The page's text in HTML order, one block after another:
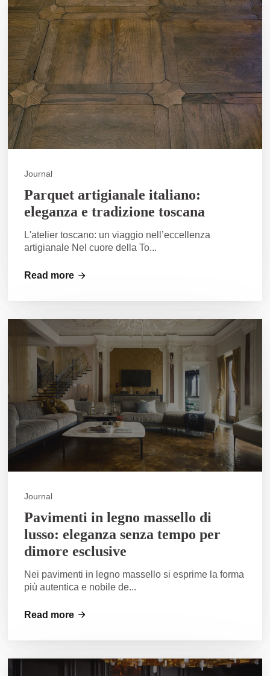
Journal
Parquet artigianale italiano:
eleganza e tradizione toscana
L'atelier toscano: un viaggio nell’eccellenza
artigianale Nel cuore della To...
Read more
Journal
Pavimenti in legno massello di
lusso: eleganza senza tempo per
dimore esclusive
Nei pavimenti in legno massello si esprime la forma
più autentica e nobile de...
Read more